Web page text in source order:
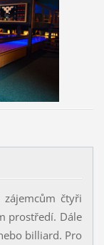
zájemcům čtyři
prostředí. Dále
billiard. Pro